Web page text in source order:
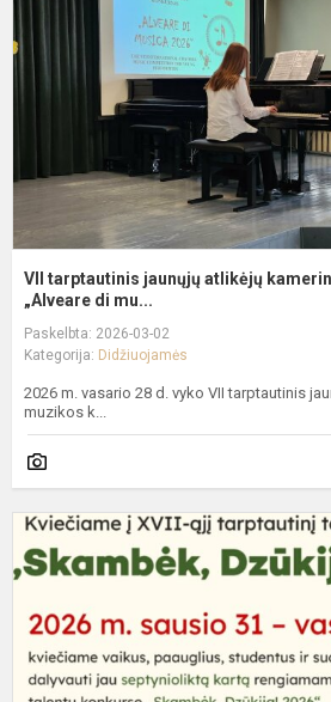
VII tarptautinis jaunųjų atlikėjų
„Alveare di mu...
Paskelbta: 2026-03-02
Kategorija: Didžiuojamės
2026 m. vasario 28 d. vyko VII tarptautinis
muzikos k...